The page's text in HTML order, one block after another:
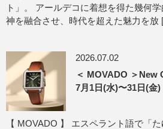
ト」。 アールデコに着想を得た幾何
神を融合させ、時代を超えた魅力を
2026.07.02
＜ MOVADO ＞
7月1日(水)〜31日(金)
【 MOVADO 】 エスペラント語で「